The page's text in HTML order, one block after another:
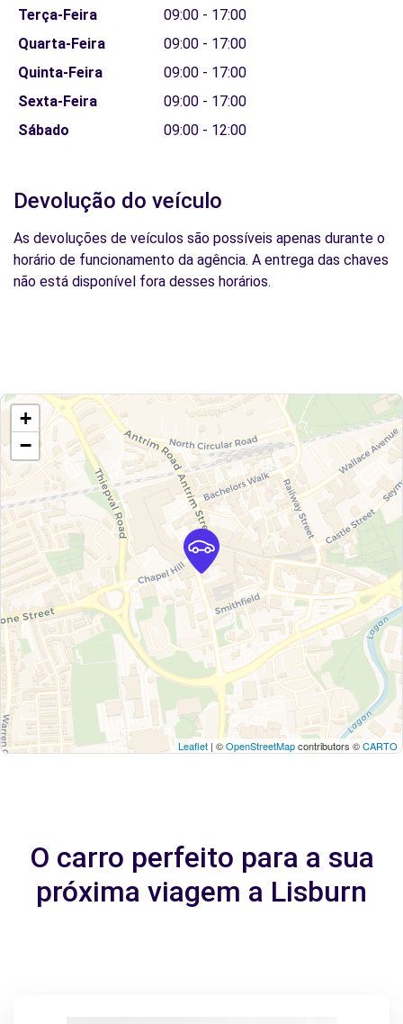
Terça-Feira
09:00 - 17:00
Quarta-Feira
09:00 - 17:00
Quinta-Feira
09:00 - 17:00
Sexta-Feira
09:00 - 17:00
Sábado
09:00 - 12:00
Devolução do veículo
As devoluções de veículos são possíveis apenas durante o
horário de funcionamento da agência. A entrega das chaves
não está disponível fora desses horários.
+
−
Leaflet | ©OpenStreetMapcontributors ©CARTO
O carro perfeito para a sua
próxima viagem a Lisburn